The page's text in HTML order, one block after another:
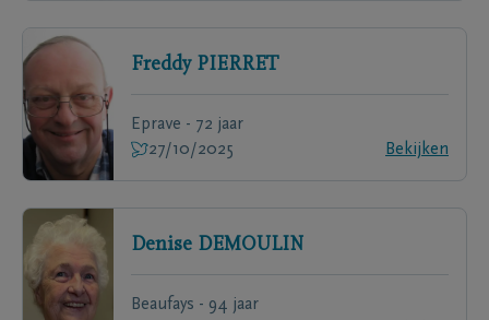
Freddy PIERRET
Eprave - 72 jaar
27/10/2025
Bekijken
Denise DEMOULIN
Beaufays - 94 jaar